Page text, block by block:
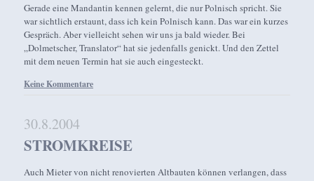
Gerade eine Mandantin kennen gelernt, die nur Polnisch spricht. Sie
war sichtlich erstaunt, dass ich kein Polnisch kann. Das war ein kurzes
Gespräch. Aber vielleicht sehen wir uns ja bald wieder. Bei
„Dolmetscher, Translator“ hat sie jedenfalls genickt. Und den Zettel
mit dem neuen Termin hat sie auch eingesteckt.
Keine Kommentare
30.8.2004
STROMKREISE
Auch Mieter von nicht renovierten Altbauten können verlangen, dass